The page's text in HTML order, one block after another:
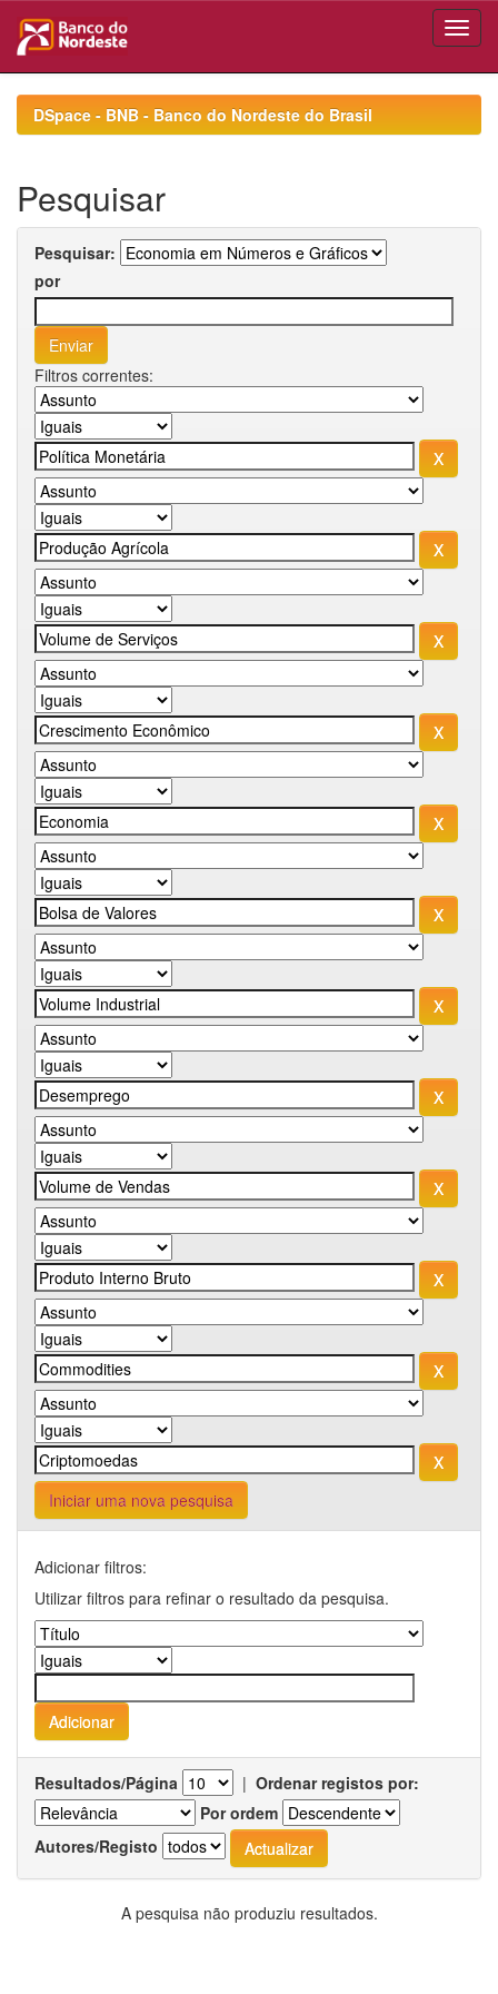
navigationDSpace - BNB - Banco do Nordeste do Brasil
Pesquisar
Pesquisar:
por
Filtros correntes:
Iniciar uma nova pesquisa
Adicionar filtros:
Utilizar filtros para refinar o resultado da pesquisa.
Resultados/Página | Ordenar registos por:
Por ordem
Autores/Registo
A pesquisa não produziu resultados.